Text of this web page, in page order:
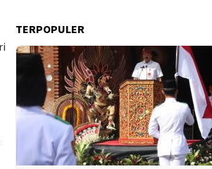
TERPOPULER